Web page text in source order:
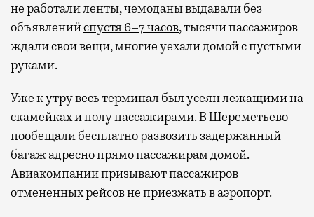
не работали ленты, чемоданы выдавали без
объявленийспустя 6–7 часов, тысячи пассажиров
ждали свои вещи, многие уехали домой с пустыми
руками.
Уже к утру весь терминал был усеян лежащими на
скамейках и полу пассажирами. В Шереметьево
пообещали бесплатно развозить задержанный
багаж адресно прямо пассажирам домой.
Авиакомпании призывают пассажиров
отмененных рейсов не приезжать в аэропорт.